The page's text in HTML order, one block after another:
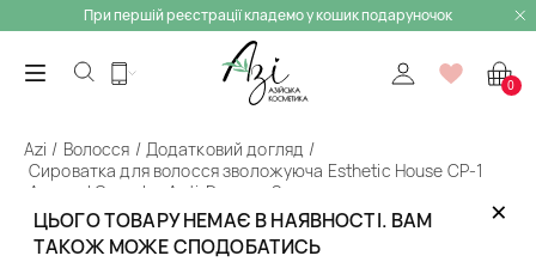
При першій реєстрації кладемо у кошик подаруночок
0
×
ЦЬОГО ТОВАРУ НЕМАЄ В НАЯВНОСТІ. ВАМ
ТАКОЖ МОЖЕ СПОДОБАТИСЬ
Azi Волосся
Додатковий догляд
Сироватка для волосся зволожуюча Esthetic House CP-1
Aquaxyl Complex Anti-Dryness Serum
Назад